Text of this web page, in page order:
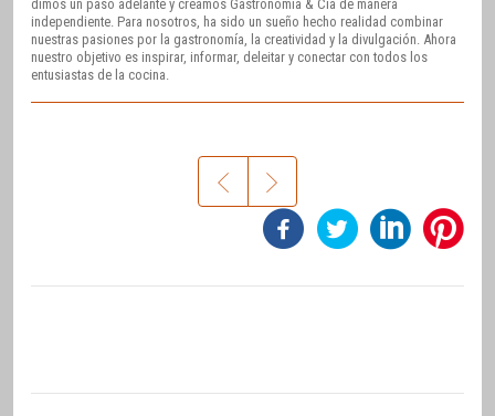
dimos un paso adelante y creamos Gastronomía & Cía de manera
independiente. Para nosotros, ha sido un sueño hecho realidad combinar
nuestras pasiones por la gastronomía, la creatividad y la divulgación. Ahora
nuestro objetivo es inspirar, informar, deleitar y conectar con todos los
entusiastas de la cocina.